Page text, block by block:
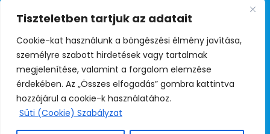
Tiszteletben tartjuk az adatait
Cookie-kat használunk a böngészési élmény javítása,
személyre szabott hirdetések vagy tartalmak
megjelenítése, valamint a forgalom elemzése
érdekében. Az „Összes elfogadás” gombra kattintva
hozzájárul a cookie-k használatához.
Süti (Cookie) Szabályzat
Adatkezelési tájékoztató
© Copyright Független Rendőr